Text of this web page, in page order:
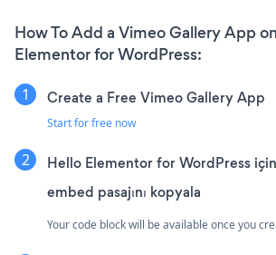
How To Add a Vimeo Gallery App
Elementor for WordPress:
Create a Free Vimeo Gallery App
Start for free now
Hello Elementor for WordPress
embed pasajını kopyala
Your code block will be available once you